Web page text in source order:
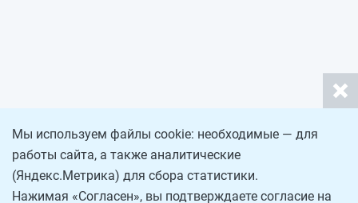
Мы используем файлы cookie: необходимые — для
работы сайта, а также аналитические
(Яндекс.Метрика) для сбора статистики.
Нажимая «Согласен», вы подтверждаете согласие на